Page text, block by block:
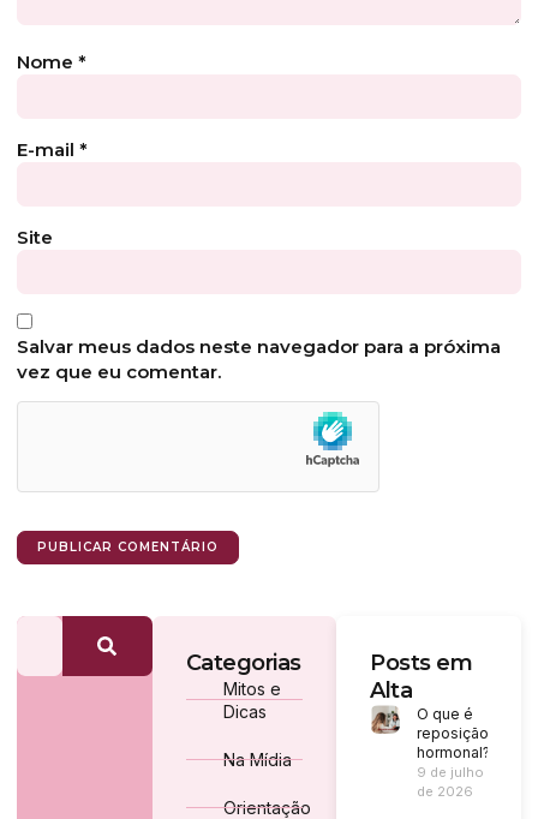
Nome *
E-mail *
Site
Salvar meus dados neste navegador para a próxima
vez que eu comentar.
Categorias
Mitos e
Dicas
Na Mídia
Orientação
Posts em
Alta
O que é
reposição
hormonal?
9 de julho
de 2026